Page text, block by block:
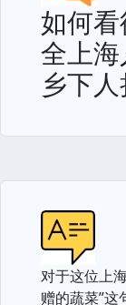
如何
全上
乡下
对于这位上
赠的蔬菜”